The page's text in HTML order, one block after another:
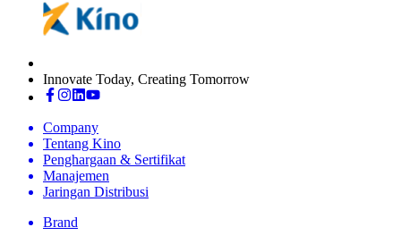
Innovate Today, Creating Tomorrow
Company
Tentang Kino
Penghargaan & Sertifikat
Manajemen
Jaringan Distribusi
Brand